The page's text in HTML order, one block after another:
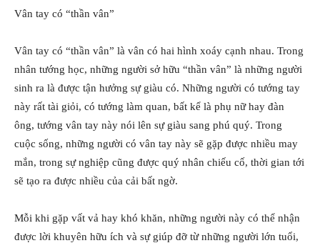
Vân tay có “thần vân”
Vân tay có “thần vân” là vân có hai hình xoáy cạnh nhau. Trong
nhân tướng học, những người sở hữu “thần vân” là những người
sinh ra là được tận hưởng sự giàu có. Những người có tướng tay
này rất tài giỏi, có tướng làm quan, bất kể là phụ nữ hay đàn
ông, tướng vân tay này nói lên sự giàu sang phú quý. Trong
cuộc sống, những người có vân tay này sẽ gặp được nhiều may
mắn, trong sự nghiệp cũng được quý nhân chiếu cố, thời gian tới
sẽ tạo ra được nhiều của cải bất ngờ.
Mỗi khi gặp vất vả hay khó khăn, những người này có thể nhận
được lời khuyên hữu ích và sự giúp đỡ từ những người lớn tuổi,